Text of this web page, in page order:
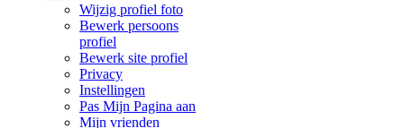
Wijzig profiel foto
Bewerk persoons
profiel
Bewerk site profiel
Privacy
Instellingen
Pas Mijn Pagina aan
Mijn vrienden